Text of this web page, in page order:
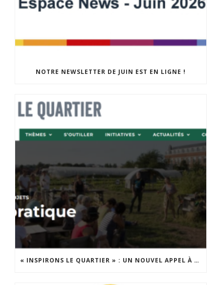
NOTRE NEWSLETTER DE JUIN EST EN LIGNE !
« INSPIRONS LE QUARTIER » : UN NOUVEL APPEL À PROJETS EST LANCÉ !